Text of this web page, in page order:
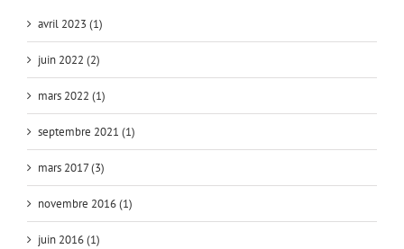
avril 2023 (1)
juin 2022 (2)
mars 2022 (1)
septembre 2021 (1)
mars 2017 (3)
novembre 2016 (1)
juin 2016 (1)